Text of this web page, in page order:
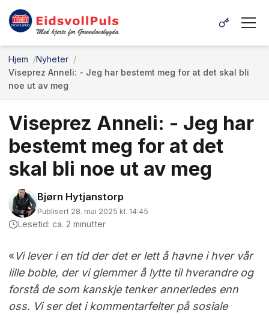
Hjem
Nyheter
Viseprez Anneli: - Jeg har bestemt meg for at det skal bli
noe ut av meg
Viseprez Anneli: - Jeg har
bestemt meg for at det
skal bli noe ut av meg
Bjørn Hytjanstorp
Publisert 28. mai 2025 kl. 14:45
Lesetid: ca. 2 minutter
«Vi lever i en tid der det er lett å havne i hver vår
lille boble, der vi glemmer å lytte til hverandre og
forstå de som kanskje tenker annerledes enn
oss. Vi ser det i kommentarfelter på sosiale